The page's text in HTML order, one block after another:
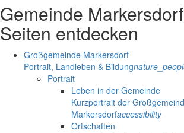
Gemeinde Markersdorf
Seiten entdecken
Großgemeinde Markersdorf
Portrait, Landleben & Bildung
Portrait
Leben in der Gemeinde
Kurzportrait der
Markersdorfaccessibility
Ortschaften